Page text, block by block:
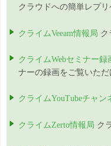
クラウドへの簡単レプ
クライムVeeam情報局 ク
クライムWebセミナー録
ナーの録画をご覧いただ
クライムYouTubeチャン
クライムZerto情報局 ク